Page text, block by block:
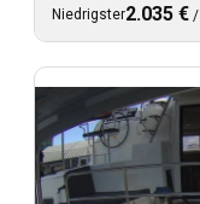
Niedrigster2.035 € /